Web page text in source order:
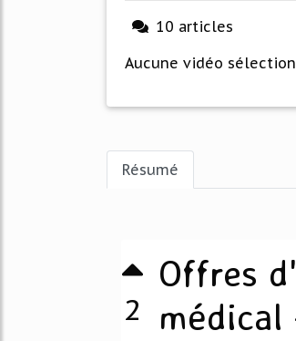
10 articles
Aucune vidéo
Résumé
2
Offres